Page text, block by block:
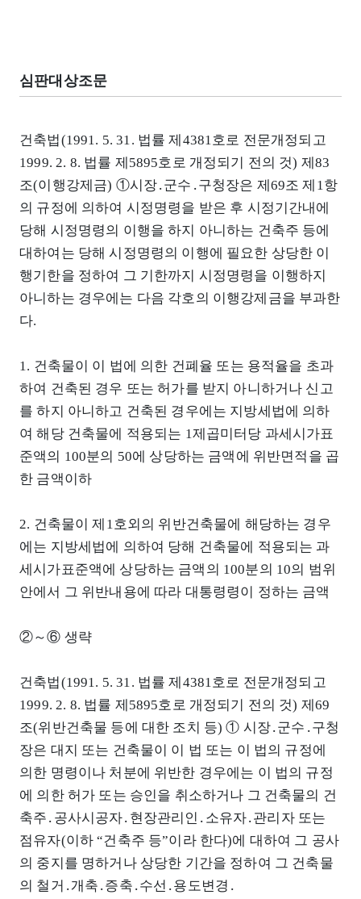
심판대상조문
건축법(1991. 5. 31. 법률 제4381호로 전문개정되고
1999. 2. 8. 법률 제5895호로 개정되기 전의 것) 제83
조(이행강제금) ①시장․군수․구청장은 제69조 제1항
의 규정에 의하여 시정명령을 받은 후 시정기간내에
당해 시정명령의 이행을 하지 아니하는 건축주 등에
대하여는 당해 시정명령의 이행에 필요한 상당한 이
행기한을 정하여 그 기한까지 시정명령을 이행하지
아니하는 경우에는 다음 각호의 이행강제금을 부과한
다.
1. 건축물이 이 법에 의한 건폐율 또는 용적율을 초과
하여 건축된 경우 또는 허가를 받지 아니하거나 신고
를 하지 아니하고 건축된 경우에는 지방세법에 의하
여 해당 건축물에 적용되는 1제곱미터당 과세시가표
준액의 100분의 50에 상당하는 금액에 위반면적을 곱
한 금액이하
2. 건축물이 제1호외의 위반건축물에 해당하는 경우
에는 지방세법에 의하여 당해 건축물에 적용되는 과
세시가표준액에 상당하는 금액의 100분의 10의 범위
안에서 그 위반내용에 따라 대통령령이 정하는 금액
②～⑥ 생략
건축법(1991. 5. 31. 법률 제4381호로 전문개정되고
1999. 2. 8. 법률 제5895호로 개정되기 전의 것) 제69
조(위반건축물 등에 대한 조치 등) ① 시장․군수․구청
장은 대지 또는 건축물이 이 법 또는 이 법의 규정에
의한 명령이나 처분에 위반한 경우에는 이 법의 규정
에 의한 허가 또는 승인을 취소하거나 그 건축물의 건
축주․공사시공자․현장관리인․소유자․관리자 또는
점유자(이하 “건축주 등”이라 한다)에 대하여 그 공사
의 중지를 명하거나 상당한 기간을 정하여 그 건축물
의 철거․개축․증축․수선․용도변경․